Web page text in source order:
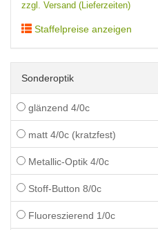
zzgl. Versand (Lieferzeiten)
Staffelpreise anzeigen
Sonderoptik
glänzend 4/0c
matt 4/0c (kratzfest)
Metallic-Optik 4/0c
Stoff-Button 8/0c
Fluoreszierend 1/0c